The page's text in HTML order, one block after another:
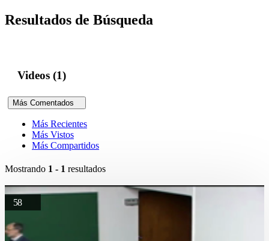
Resultados de Búsqueda
Videos (1)
Más Comentados
Más Recientes
Más Vistos
Más Compartidos
Mostrando 1 - 1 resultados
58